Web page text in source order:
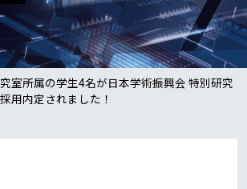
室所属の学生4名が日本学術振興会 特別研究
用内定されました！